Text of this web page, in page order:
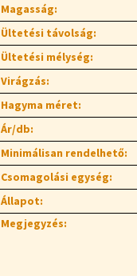
Magasság:
Ültetési távolság:
Ültetési mélység:
Virágzás:
Hagyma méret:
Ár/db:
Minimálisan rendelhető:
Csomagolási egység:
Állapot:
Megjegyzés: